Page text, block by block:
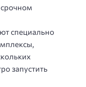
специально
запустить